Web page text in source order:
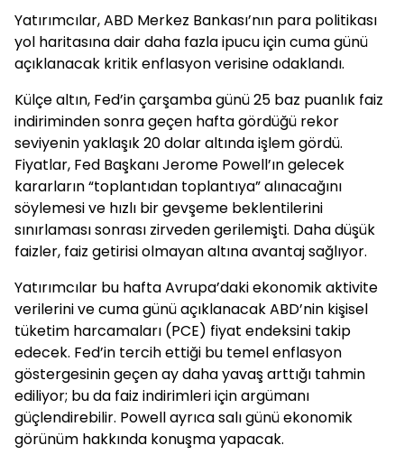
Yatırımcılar, ABD Merkez Bankası’nın para politikası
yol haritasına dair daha fazla ipucu için cuma günü
açıklanacak kritik enflasyon verisine odaklandı.
Külçe altın, Fed’in çarşamba günü 25 baz puanlık faiz
indiriminden sonra geçen hafta gördüğü rekor
seviyenin yaklaşık 20 dolar altında işlem gördü.
Fiyatlar, Fed Başkanı Jerome Powell’ın gelecek
kararların “toplantıdan toplantıya” alınacağını
söylemesi ve hızlı bir gevşeme beklentilerini
sınırlaması sonrası zirveden gerilemişti. Daha düşük
faizler, faiz getirisi olmayan altına avantaj sağlıyor.
Yatırımcılar bu hafta Avrupa’daki ekonomik aktivite
verilerini ve cuma günü açıklanacak ABD’nin kişisel
tüketim harcamaları (PCE) fiyat endeksini takip
edecek. Fed’in tercih ettiği bu temel enflasyon
göstergesinin geçen ay daha yavaş arttığı tahmin
ediliyor; bu da faiz indirimleri için argümanı
güçlendirebilir. Powell ayrıca salı günü ekonomik
görünüm hakkında konuşma yapacak.